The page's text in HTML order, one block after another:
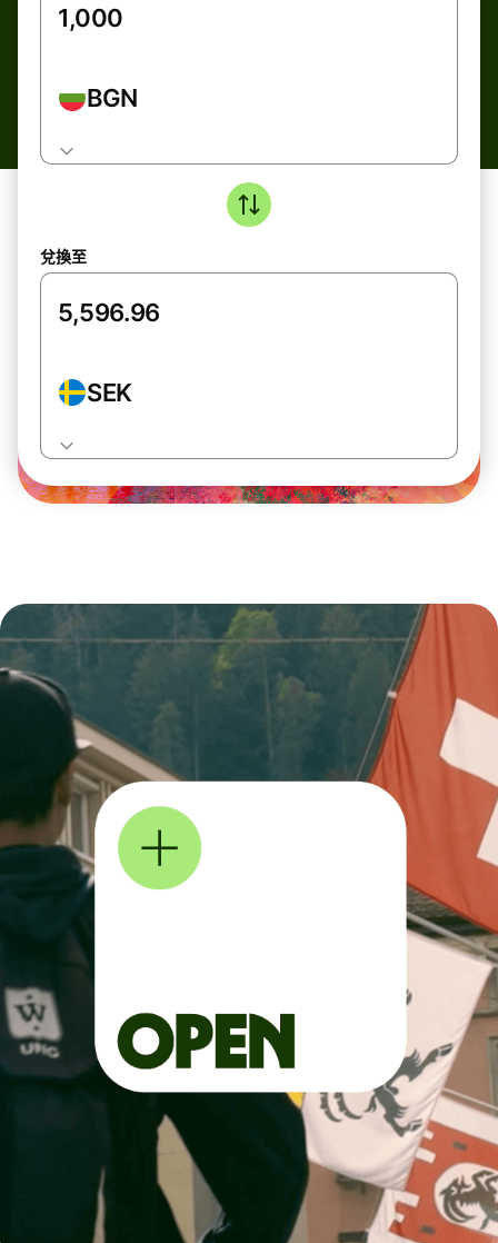
BGN
兌換至
SEK